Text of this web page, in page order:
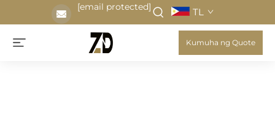
[email protected] TL
Kumuha ng Quote